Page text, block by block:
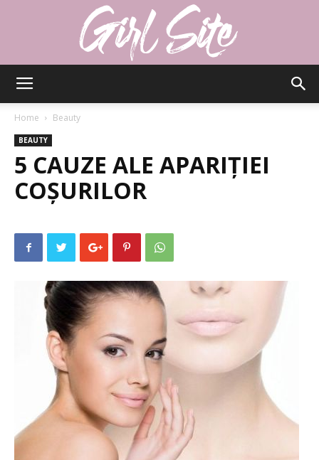
Home Beauty
BEAUTY
5 CAUZE ALE APARIȚIEI
COȘURILOR